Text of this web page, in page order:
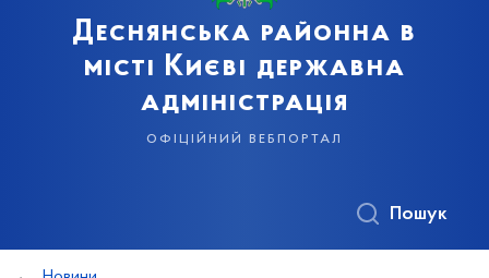
Деснянська районна в
місті Києві державна
адміністрація
офіційний вебпортал
Пошук